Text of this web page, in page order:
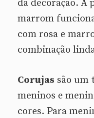
da decoração. A
marrom
com rosa e
combinação
Corujas são um
meninos e
cores. Para